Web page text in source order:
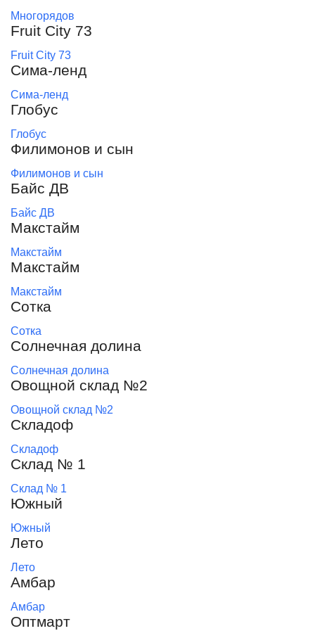
Многорядов
Fruit City 73
Fruit City 73
Сима-ленд
Сима-ленд
Глобус
Глобус
Филимонов и сын
Филимонов и сын
Байс ДВ
Байс ДВ
Макстайм
Макстайм
Макстайм
Макстайм
Сотка
Сотка
Солнечная долина
Солнечная долина
Овощной склад №2
Овощной склад №2
Складоф
Складоф
Склад № 1
Склад № 1
Южный
Южный
Лето
Лето
Амбар
Амбар
Оптмарт